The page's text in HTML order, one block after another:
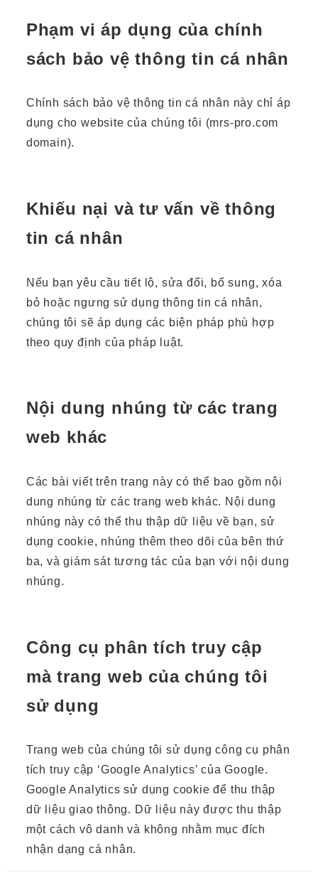
Phạm vi áp dụng của chính
sách bảo vệ thông tin cá nhân
Chính sách bảo vệ thông tin cá nhân này chỉ áp
dụng cho website của chúng tôi (mrs-pro.com
domain).
Khiếu nại và tư vấn về thông
tin cá nhân
Nếu bạn yêu cầu tiết lộ, sửa đổi, bổ sung, xóa
bỏ hoặc ngưng sử dụng thông tin cá nhân,
chúng tôi sẽ áp dụng các biện pháp phù hợp
theo quy định của pháp luật.
Nội dung nhúng từ các trang
web khác
Các bài viết trên trang này có thể bao gồm nội
dung nhúng từ các trang web khác. Nội dung
nhúng này có thể thu thập dữ liệu về bạn, sử
dụng cookie, nhúng thêm theo dõi của bên thứ
ba, và giám sát tương tác của bạn với nội dung
nhúng.
Công cụ phân tích truy cập
mà trang web của chúng tôi
sử dụng
Trang web của chúng tôi sử dụng công cụ phân
tích truy cập ‘Google Analytics’ của Google.
Google Analytics sử dụng cookie để thu thập
dữ liệu giao thông. Dữ liệu này được thu thập
một cách vô danh và không nhằm mục đích
nhận dạng cá nhân.